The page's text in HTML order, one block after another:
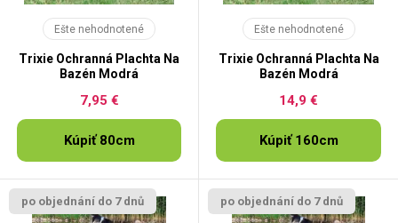
Ešte nehodnotené
Trixie Ochranná Plachta Na
Bazén Modrá
7,95 €
Kúpiť 80cm
Ešte nehodnotené
Trixie Ochranná Plachta Na
Bazén Modrá
14,9 €
Kúpiť 160cm
po objednání do 7 dnů po objednání do 7 dnů